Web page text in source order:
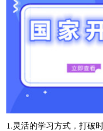
1.灵活的学习方式，打破